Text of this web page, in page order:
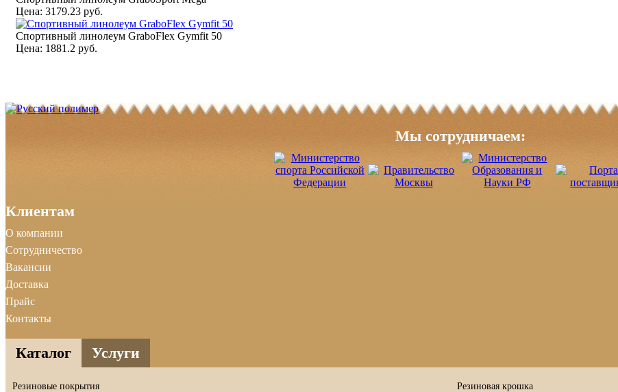
Цена: 3179.23 руб.
Спортивный линолеум GraboFlex Gymfit 50
Цена: 1881.2 руб.
Мы сотрудничаем:
Клиентам
О компании
Сотрудничество
Вакансии
Доставка
Прайс
Контакты
Каталог Услуги
Резиновые покрытия
Резиновая крошка